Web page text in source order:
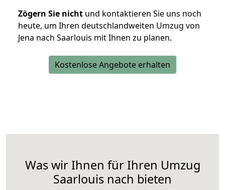
Zögern Sie nicht und kontaktieren Sie uns noch
heute, um Ihren deutschlandweiten Umzug von
Jena nach Saarlouis mit Ihnen zu planen.
Kostenlose Angebote erhalten
Was wir Ihnen für Ihren Umzug
Saarlouis nach bieten